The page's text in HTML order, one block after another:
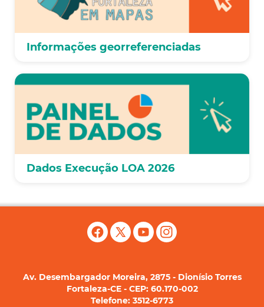
Informações georreferenciadas
Dados Execução LOA 2026
Av. Desembargador Moreira, 2875 - Dionísio Torres
Fortaleza-CE - CEP: 60.170-002
Telefone: 3512-6773